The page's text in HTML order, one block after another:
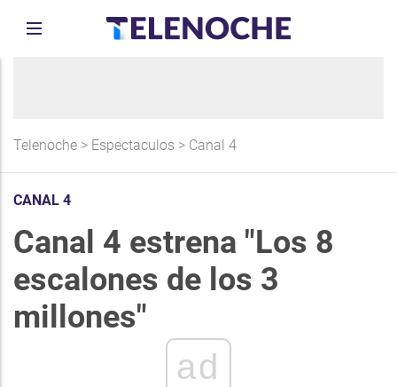
Telenoche > Espectaculos > Canal 4
CANAL 4
Canal 4 estrena "Los 8
escalones de los 3
millones"
ad